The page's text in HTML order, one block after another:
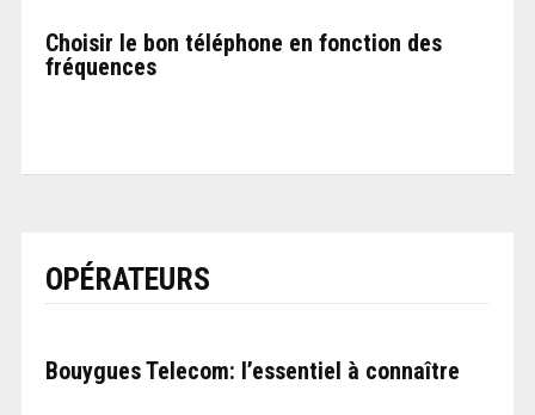
Choisir le bon téléphone en fonction des
fréquences
OPÉRATEURS
Bouygues Telecom: l’essentiel à connaître